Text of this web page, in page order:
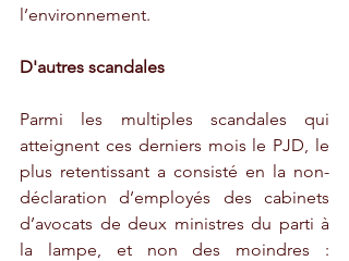
l’environnement.
D'autres scandales
Parmi les multiples scandales qui
atteignent ces derniers mois le PJD, le
plus retentissant a consisté en la non-
déclaration d’employés des cabinets
d’avocats de deux ministres du parti à
la lampe, et non des moindres :